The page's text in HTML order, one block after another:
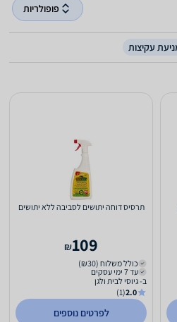
פופולריות
עקיצות
תרסיס דוחה יתושים לסביבה ללא יתושים
109
₪
כולל משלוח (₪30)
עד 7 ימי עסקים
ב- גיוסי לבית ולגן
2.0
(1)
לפרטים נוספים